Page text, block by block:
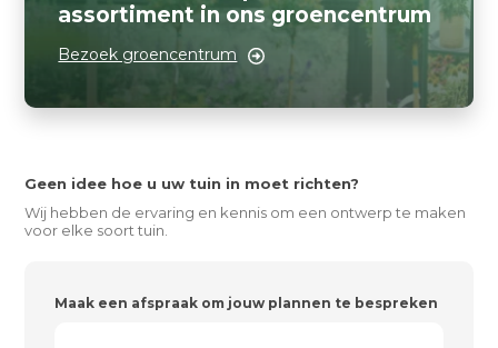
assortiment in ons groencentrum
Bezoek groencentrum
Geen idee hoe u uw tuin in moet richten?
Wij hebben de ervaring en kennis om een ontwerp te maken
voor elke soort tuin.
Maak een afspraak om jouw plannen te bespreken